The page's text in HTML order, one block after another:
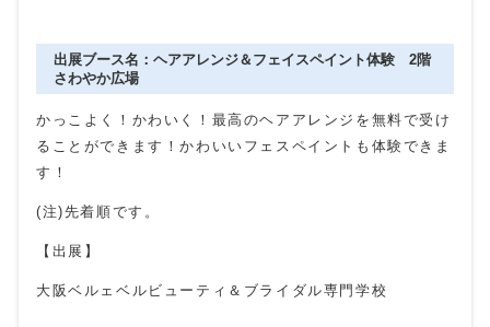
出展ブース名：ヘアアレンジ＆フェイスペイント体験 2階
さわやか広場
かっこよく！かわいく！最高のヘアアレンジを無料で受け
ることができます！かわいいフェスペイントも体験できま
す！
(注)先着順です。
【出展】
大阪ベルェベルビューティ＆ブライダル専門学校